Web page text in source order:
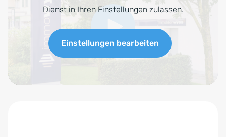
Dienst in Ihren Einstellungen zulassen.
Einstellungen bearbeiten